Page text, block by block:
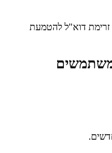
זרימת דוא"ל להטמעת